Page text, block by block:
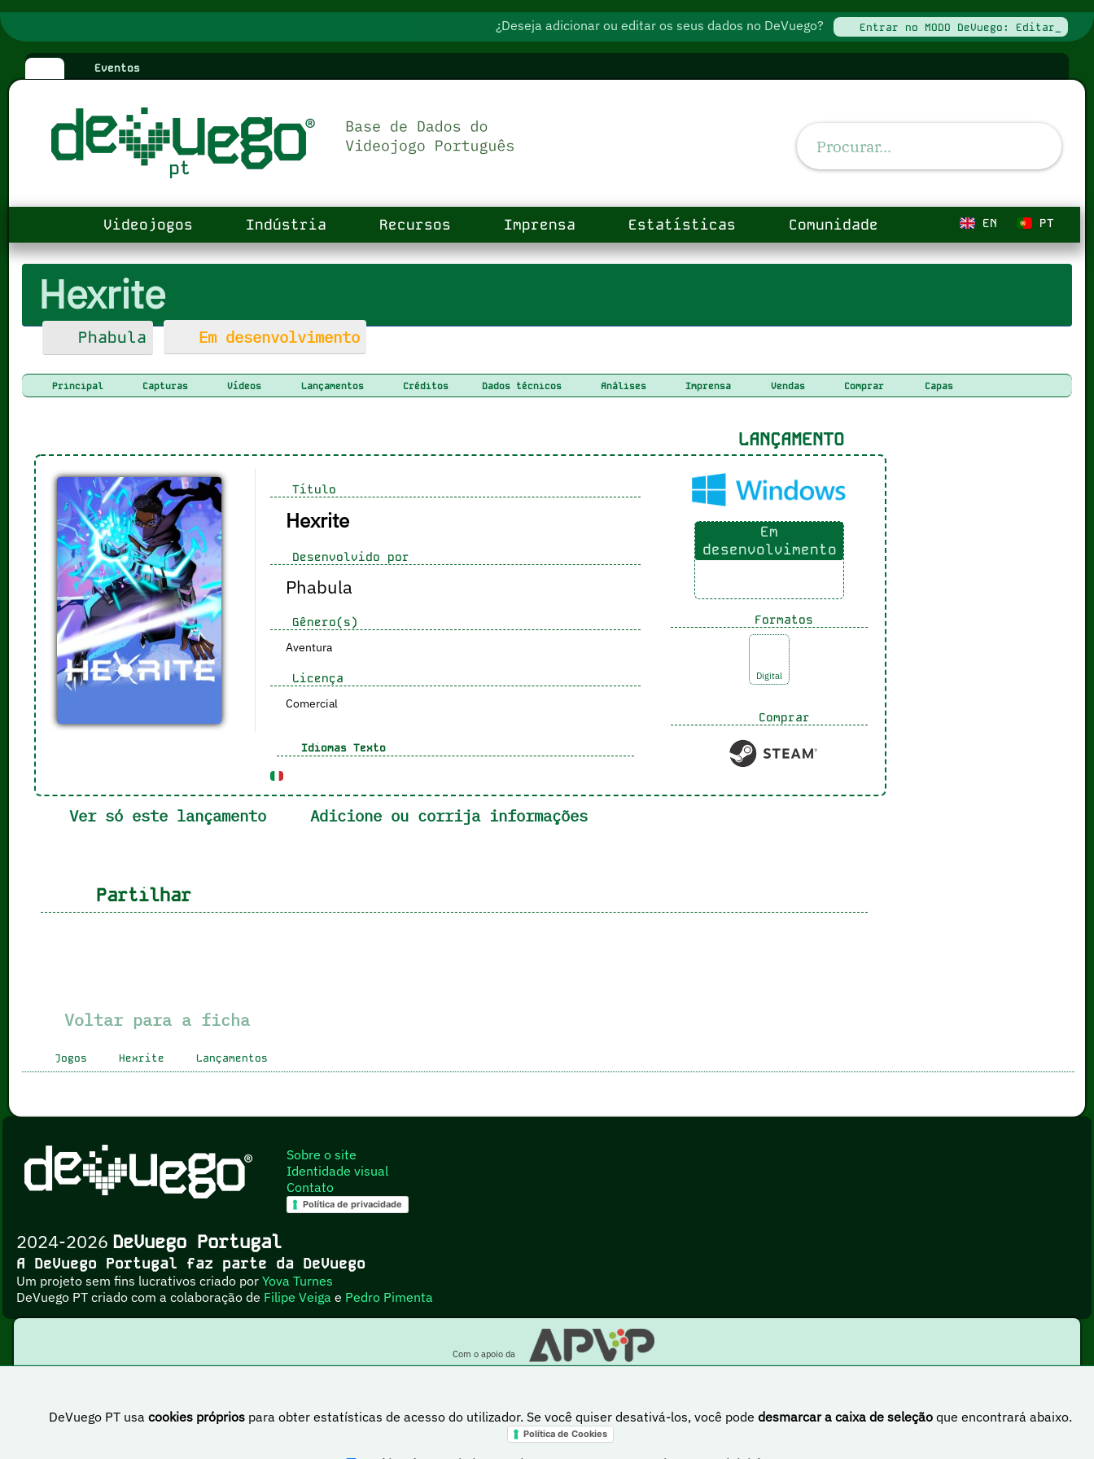
¿Deseja adicionar ou editar os seus dados no DeVuego? Entrar no MODO DeVuego: Editar_
Eventos
Videojogos Indústria Recursos Imprensa Estatísticas Comunidade PT
EN
Hexrite
Phabula Em desenvolvimento
Principal Capturas Vídeos Lançamentos Créditos Dados técnicos Análises Imprensa Vendas Comprar Capas
LANÇAMENTO
Em
desenvolvimento
Formatos
Digital
Comprar
Título
Hexrite
Desenvolvido por
Phabula
Gênero(s)
Aventura
Licença
Comercial
Idiomas Texto
Ver só este lançamento Adicione ou corrija informações
Partilhar
Voltar para a ficha
Jogos Hexrite Lançamentos
DeVuego PT usa cookies própriospara obter estatísticas de acesso do utilizador. Se você quiser desativá-los, você pode desmarcar a caixa de seleçãoque encontrará abaixo.
Política de Cookies
Sobre o site
Identidade visual
Contato
Política de privacidade
2024-2026 DeVuego Portugal
A DeVuego Portugal faz parte da DeVuego
Um projeto sem fins lucrativos criado porYova Turnes
DeVuego PT criado com a colaboração de Filipe Veiga e Pedro Pimenta
Com o apoio da
Esta obra está sob uma licença Creative Commons Atribuição-NãoComercial-PartilhaIgual 4.0 Internacional